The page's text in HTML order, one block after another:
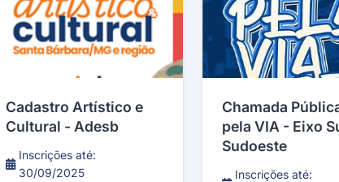
Cadastro Artístico e
Cultural - Adesb
Inscrições até:
30/09/2025
Chamada
pela VIA - Eixo
Sudoeste
Inscrições até: